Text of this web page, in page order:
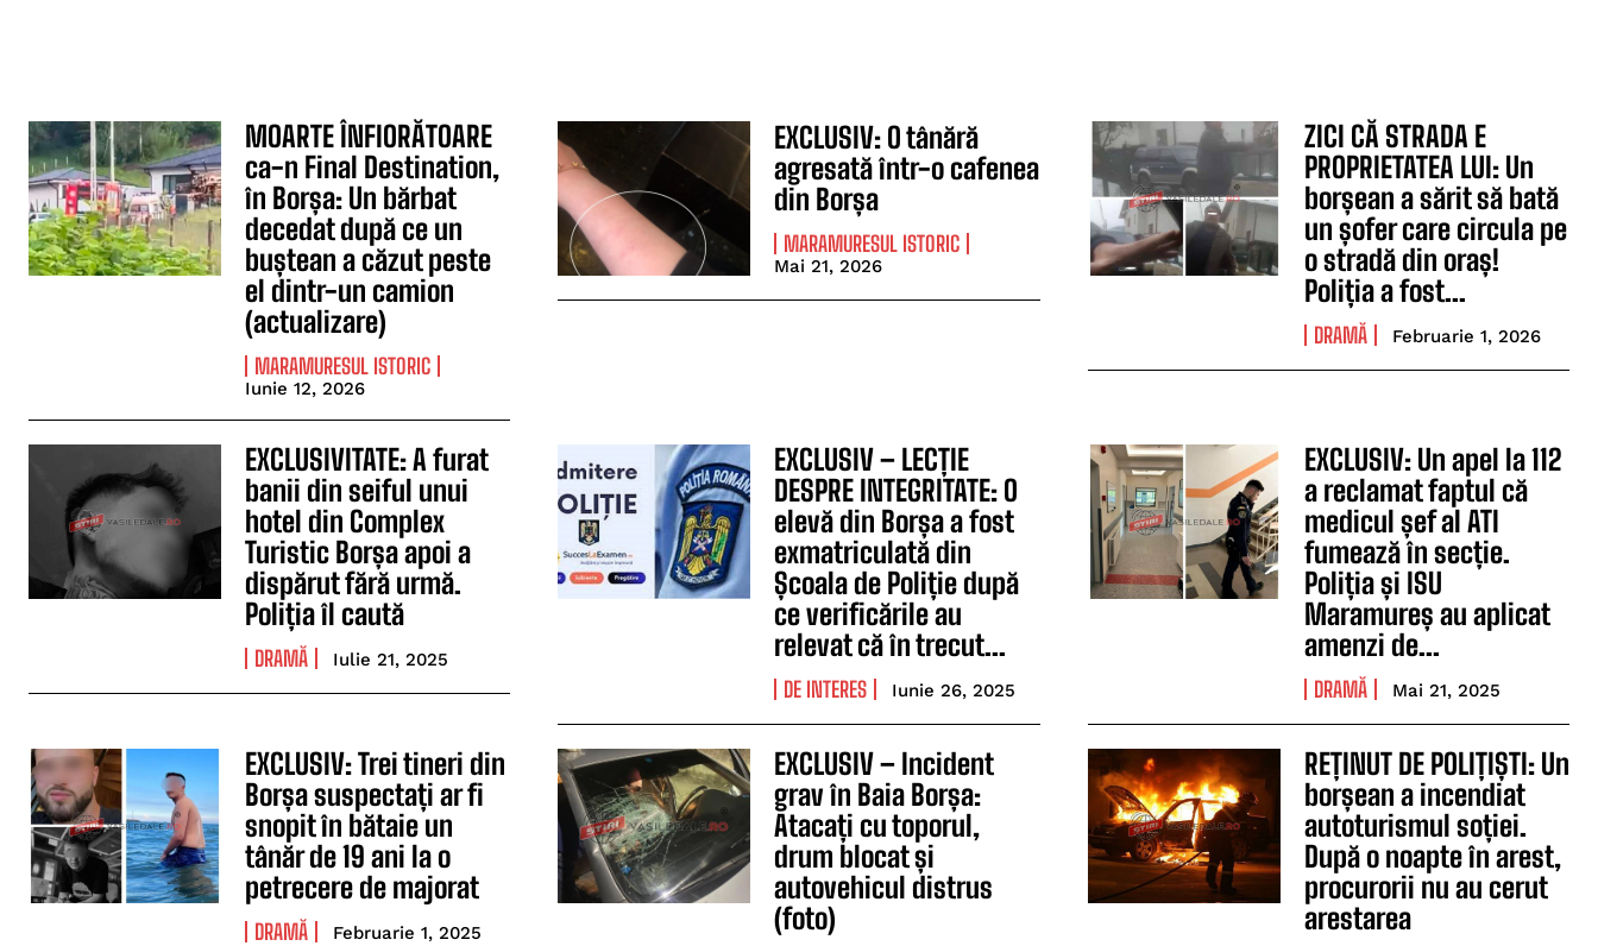
MOARTE ÎNFIORĂTOARE
ca-n Final Destination,
în Borșa: Un bărbat
decedat după ce un
buștean a căzut peste
el dintr-un camion
(actualizare)
MARAMURESUL ISTORIC
Iunie 12, 2026
EXCLUSIV: O tânără
agresată într-o cafenea
din Borșa
MARAMURESUL ISTORIC
Mai 21, 2026
ZICI CĂ STRADA E
PROPRIETATEA LUI: Un
borșean a sărit să bată
un șofer care circula pe
o stradă din oraș!
Poliția a fost...
DRAMĂ Februarie 1, 2026
EXCLUSIVITATE: A furat
banii din seiful unui
hotel din Complex
Turistic Borșa apoi a
dispărut fără urmă.
Poliția îl caută
DRAMĂ Iulie 21, 2025
EXCLUSIV – LECȚIE
DESPRE INTEGRITATE: O
elevă din Borșa a fost
exmatriculată din
Școala de Poliție după
ce verificările au
relevat că în trecut...
DE INTERES Iunie 26, 2025
EXCLUSIV: Un apel la 112
a reclamat faptul că
medicul șef al ATI
fumează în secție.
Poliția și ISU
Maramureș au aplicat
amenzi de...
DRAMĂ Mai 21, 2025
EXCLUSIV: Trei tineri din
Borșa suspectați ar fi
snopit în bătaie un
tânăr de 19 ani la o
petrecere de majorat
DRAMĂ Februarie 1, 2025
EXCLUSIV – Incident
grav în Baia Borșa:
Atacați cu toporul,
drum blocat și
autovehicul distrus
(foto)
REȚINUT DE POLIȚIȘTI: Un
borșean a incendiat
autoturismul soției.
După o noapte în arest,
procurorii nu au cerut
arestarea